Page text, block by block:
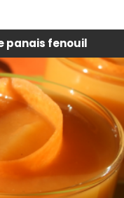
panais fenouil